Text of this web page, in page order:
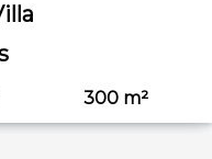
300 m²